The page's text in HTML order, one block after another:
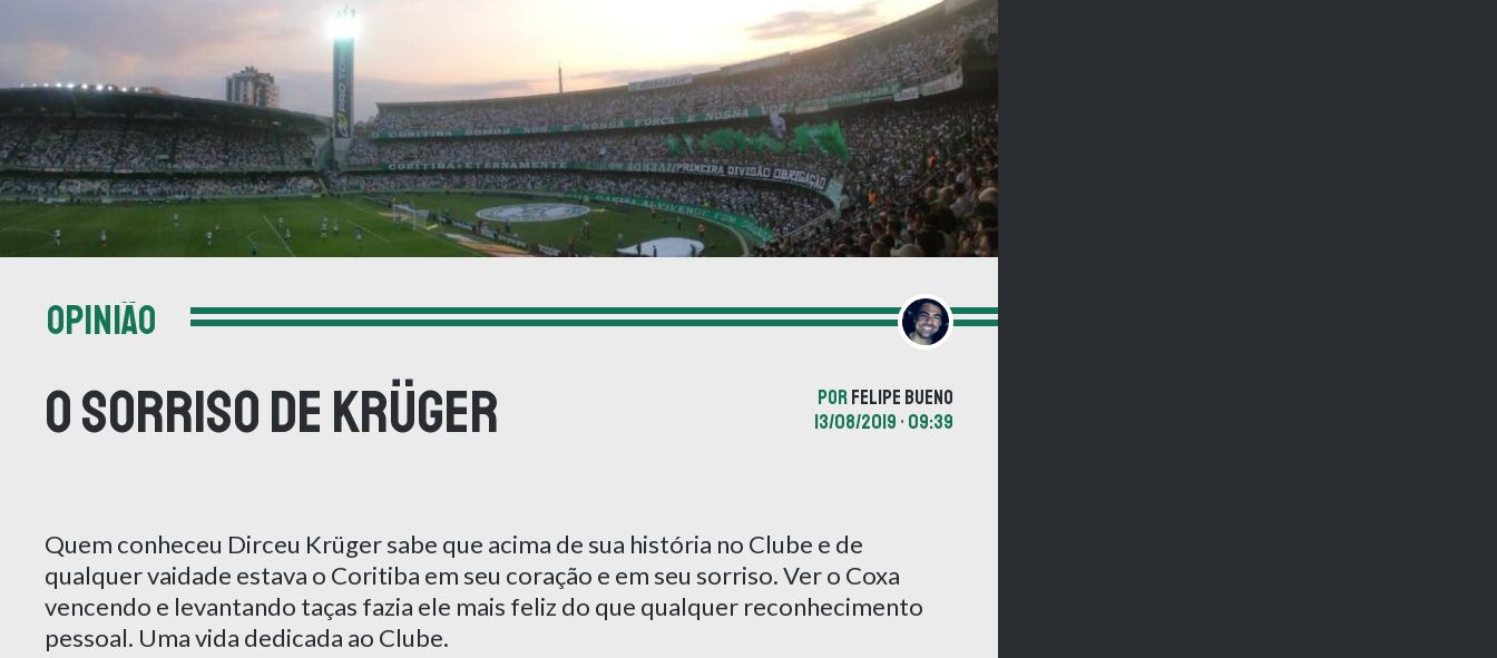
OPINIÃO
O sorriso de Krüger PORFELIPE BUENO
13/08/2019 • 09:39
Quem conheceu Dirceu Krüger sabe que acima de sua história no Clube e de
qualquer vaidade estava o Coritiba em seu coração e em seu sorriso. Ver o Coxa
vencendo e levantando taças fazia ele mais feliz do que qualquer reconhecimento
pessoal. Uma vida dedicada ao Clube.